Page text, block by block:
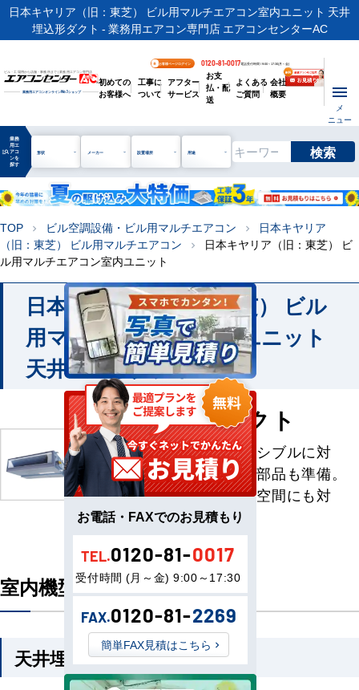
日本キヤリア（旧：東芝） ビル用マルチエアコン室内ユニット 天井
埋込形ダクト - 業務用エアコン専門店 エアコンセンターAC
ビル・工場用から店舗・事務所まで | 業務用エアコン専門店
業務用エアコンオンラインNo.1ショップ
お客様ページログイン 0120-81-0017電話受付時間 / 9:00～17:30(月～金)
初めての
お客様へ
工事に
ついて
アフター
サービス
お支
払・配
送
よくある
ご質問
会社
概要
メ
ニュー
manage_search
業務
用エ
アコ
ンを
探す
形状 メーカー 設置場所 用途 検索
TOP chevron_right ビル空調設備・ビル用マルチエアコン chevron_right
日本キヤリア
（旧：東芝） ビル用マルチエアコン
chevron_right
日本キヤリア（旧：東芝） ビ
ル用マルチエアコン室内ユニット
日本キヤリア（旧：東芝） ビル
用マルチエアコン室内ユニット
天井埋込形ダクト
天井埋込形ダクト
多彩なニーズにフレキシブルに対
応。豊富なオプション部品も準備。
空調付加が異なる変形空間にも対
応。
室内機型番一覧
天井埋込形ダクト
お電話・FAXでのお見積もり
TEL.0120-81-0017
受付時間 (月～金) 9:00～17:30
FAX.0120-81-2269
簡単FAX見積はこちら